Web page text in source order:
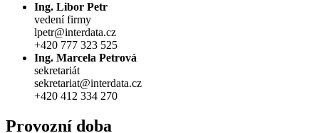
Ing. Libor Petr
vedení firmy
lpetr@interdata.cz
+420 777 323 525
Ing. Marcela Petrová
sekretariát
sekretariat@interdata.cz
+420 412 334 270
Provozní doba